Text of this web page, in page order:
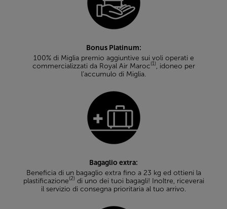
Bonus Platinum:
100% di Miglia premio aggiuntive sui voli operati e
commercializzati da Royal Air Maroc(1), idoneo per
l’accumulo di Miglia.
Bagaglio extra:
Beneficia di un bagaglio extra fino a 23 kg ed ottieni la
plastificazione(2) di uno dei tuoi bagagli! Inoltre, riceverai
il servizio di consegna prioritaria al tuo arrivo.